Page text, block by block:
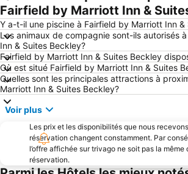
Fairfield by Marriott Inn &
Y a-t-il une piscine à Fairfield by Marriott Inn &
Les animaux de compagnie sont-ils autorisés
Inn & Suites Beckley?
Fairfield by Marriott Inn & Suites Beckley
Où est situé Fairfield by Marriott Inn & Suites
Quelles sont les principales attractions à
Marriott Inn & Suites Beckley?
Voir plus
Les prix et les disponibilités que nous
réservation changent constamment. Par
l’offre affichée sur trivago ne soit pas la
réservation.